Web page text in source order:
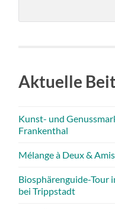
Aktuelle
Kunst- und
Frankenthal
Mélange à Deux &
Biosphärenguide-Tour
bei Trippstadt